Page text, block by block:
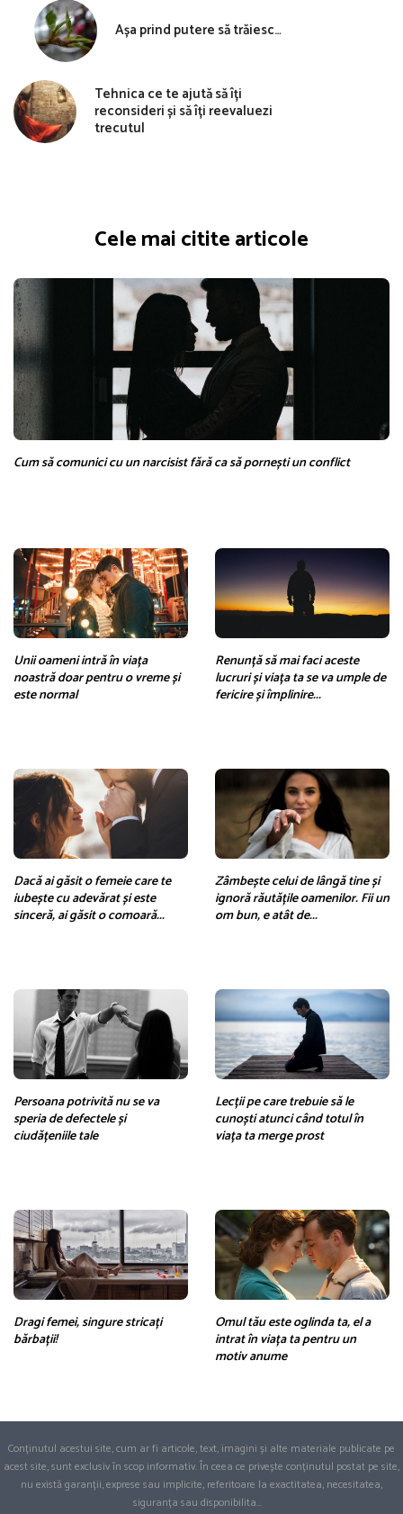
Așa prind putere să trăiesc…
Tehnica ce te ajută să îți
reconsideri și să îți reevaluezi
trecutul
Cele mai citite articole
Cum să comunici cu un narcisist fără ca să pornești un conflict
Unii oameni intră în viața
noastră doar pentru o vreme și
este normal
Renunță să mai faci aceste
lucruri și viața ta se va umple de
fericire și împlinire...
Dacă ai găsit o femeie care te
iubește cu adevărat și este
sinceră, ai găsit o comoară...
Zâmbește celui de lângă tine și
ignoră răutățile oamenilor. Fii un
om bun, e atât de...
Persoana potrivită nu se va
speria de defectele și
ciudățeniile tale
Lecții pe care trebuie să le
cunoști atunci când totul în
viața ta merge prost
Dragi femei, singure stricați
bărbații!
Omul tău este oglinda ta, el a
intrat în viața ta pentru un
motiv anume
Conținutul acestui site, cum ar fi articole, text, imagini și alte materiale publicate pe
acest site, sunt exclusiv în scop informativ. În ceea ce privește conținutul postat pe site,
nu există garanții, exprese sau implicite, referitoare la exactitatea, necesitatea,
siguranța sau disponibilita...